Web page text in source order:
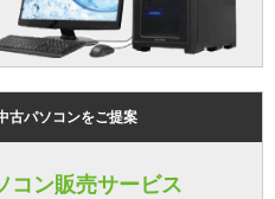
古パソコンをご提案
コン販売サービス